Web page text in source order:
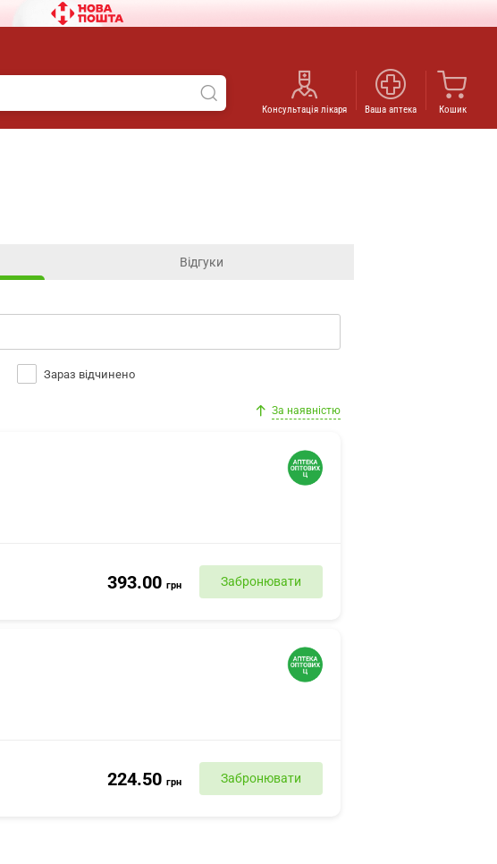
Консультація лікаря Ваша аптека Кошик
Відгуки
Зараз відчинено
За наявністю
393.00 грн Забронювати
224.50 грн Забронювати